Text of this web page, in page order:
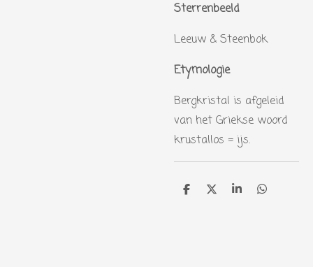
Sterrenbeeld
Leeuw & Steenbok
Etymologie
Bergkristal is afgeleid
van het Griekse woord
krustallos = ijs.
D D S D